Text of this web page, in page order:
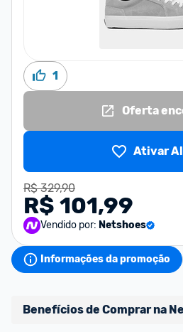
1
Oferta
Ativar
R$ 329,90
R$ 101,99
Vendido por: Netshoes
Informações da promoção
Benefícios de Comprar na